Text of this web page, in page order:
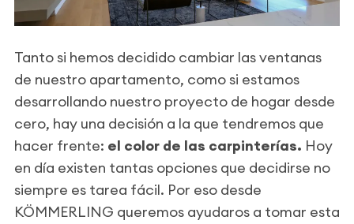
Tanto si hemos decidido cambiar las ventanas
de nuestro apartamento, como si estamos
desarrollando nuestro proyecto de hogar desde
cero, hay una decisión a la que tendremos que
hacer frente: el color de las carpinterías. Hoy
en día existen tantas opciones que decidirse no
siempre es tarea fácil. Por eso desde
KÖMMERLING queremos ayudaros a tomar esta